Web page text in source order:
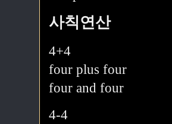
사칙연산
4+4
four plus four
four and four
4-4